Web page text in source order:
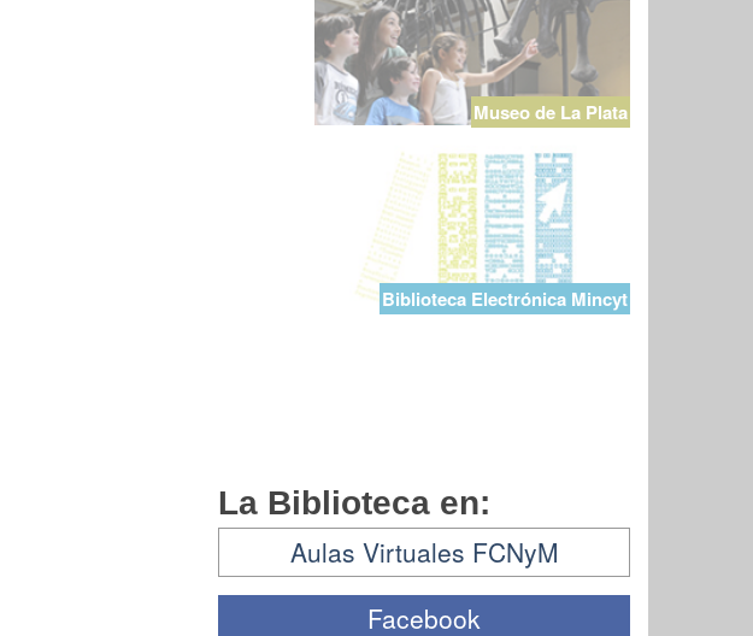
Museo de La Plata
Biblioteca Electrónica Mincyt
La Biblioteca en:
Aulas Virtuales FCNyM
Facebook